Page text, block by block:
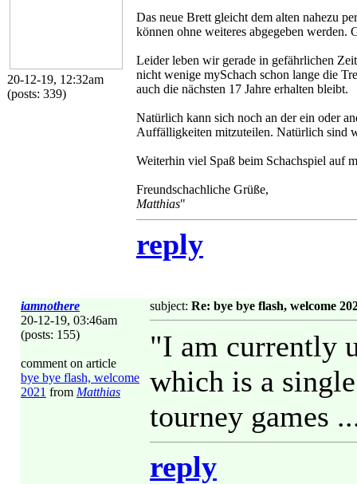
20-12-19, 12:32am
(posts: 339)
Das neue Brett gleicht dem alten nahezu
können ohne weiteres abgegeben
Leider leben wir gerade in gefährlichen
nicht wenige mySchach schon lange die
auch die nächsten 17 Jahre erhalten bleibt.
Natürlich kann sich noch an der ein oder
Auffälligkeiten mitzuteilen. Natürlich sind
Weiterhin viel Spaß beim Schachspiel auf
Freundschachliche Grüße,
Matthias"
reply
iamnothere
20-12-19, 03:46am
(posts: 155)
comment on article
bye bye flash, welcome
2021 from Matthias
subject: Re: bye bye flash, welcome
"I am currently
which is a
tourney games
reply